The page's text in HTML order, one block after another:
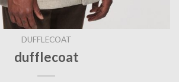
DUFFLECOAT
dufflecoat